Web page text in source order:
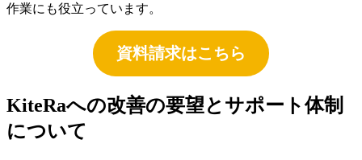
作業にも役立っています。
資料請求はこちら
KiteRaへの改善の要望とサポート体制
について